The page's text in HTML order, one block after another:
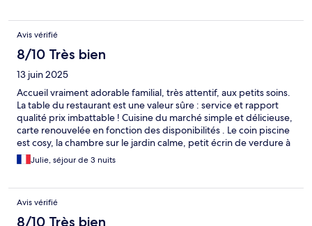
Avis vérifié
8/10 Très bien
13 juin 2025
Accueil vraiment adorable familial, très attentif, aux petits soins.
La table du restaurant est une valeur sûre : service et rapport
qualité prix imbattable ! Cuisine du marché simple et délicieuse,
carte renouvelée en fonction des disponibilités . Le coin piscine
est cosy, la chambre sur le jardin calme, petit écrin de verdure à
10 mn de l’autoroute ! J’ai voyagé pour le travail , j’y ai passé 4
nuits. Cet établissement allie l’accueil d’une chambre d’hôte
J’ai prévu d’y revenir avec mon frère pour ses 50 ans car il rêve
de visiter Carcassonne . Bref une adresse bijou à retenir !
Julie, séjour de 3 nuits
Avis vérifié
8/10 Très bien